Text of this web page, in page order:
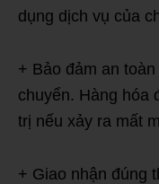
dụng dịch vụ của
+ Bảo đảm an
chuyển. Hàng hóa
trị nếu xảy ra mất
+ Giao nhận đúng